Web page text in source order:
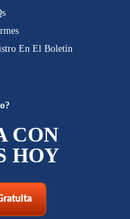
En El Boletín
CON
HOY